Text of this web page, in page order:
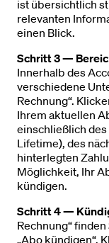
ist übersichtlich
relevanten
einen Blick.
Schritt 3 —
Innerhalb des
verschiedene
Rechnung“.
Ihrem aktuellen
einschließlich
Lifetime), des
hinterlegten
Möglichkeit, Ihr
kündigen.
Schritt 4 —
Rechnung“
„Abo kündigen“.